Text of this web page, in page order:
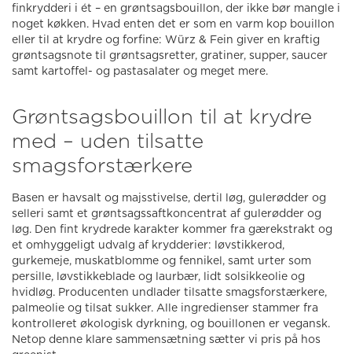
finkrydderi i ét – en grøntsagsbouillon, der ikke bør mangle i
noget køkken. Hvad enten det er som en varm kop bouillon
eller til at krydre og forfine: Würz & Fein giver en kraftig
grøntsagsnote til grøntsagsretter, gratiner, supper, saucer
samt kartoffel- og pastasalater og meget mere.
Grøntsagsbouillon til at krydre
med – uden tilsatte
smagsforstærkere
Basen er havsalt og majsstivelse, dertil løg, gulerødder og
selleri samt et grøntsagssaftkoncentrat af gulerødder og
løg. Den fint krydrede karakter kommer fra gærekstrakt og
et omhyggeligt udvalg af krydderier: løvstikkerod,
gurkemeje, muskatblomme og fennikel, samt urter som
persille, løvstikkeblade og laurbær, lidt solsikkeolie og
hvidløg. Producenten undlader tilsatte smagsforstærkere,
palmeolie og tilsat sukker. Alle ingredienser stammer fra
kontrolleret økologisk dyrkning, og bouillonen er vegansk.
Netop denne klare sammensætning sætter vi pris på hos